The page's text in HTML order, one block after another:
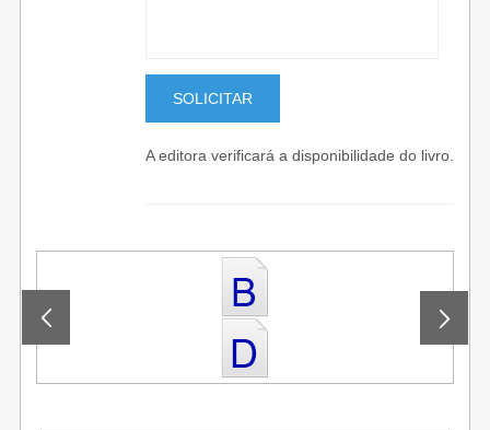
A editora verificará a disponibilidade do livro.